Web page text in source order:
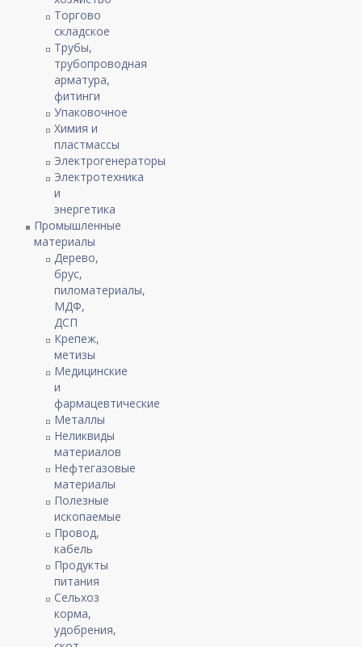
Торгово
складское
Трубы,
трубопроводная
арматура,
фитинги
Упаковочное
Химия и
пластмассы
Электрогенераторы
Электротехника
и
энергетика
Промышленные
материалы
Дерево,
брус,
пиломатериалы,
МДФ,
ДСП
Крепеж,
метизы
Медицинские
и
фармацевтические
Металлы
Неликвиды
материалов
Нефтегазовые
материалы
Полезные
ископаемые
Провод,
кабель
Продукты
питания
Сельхоз
корма,
удобрения,